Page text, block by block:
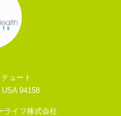
ュート
94158
ライフ株式会社